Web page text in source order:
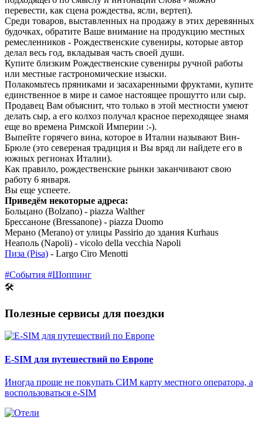
перевести, как сцена рождества, ясли, вертеп).
Среди товаров, выставленных на продажу в этих деревянных
будочках, обратите Ваше внимание на продукцию местных
ремесленников - Рождественские сувениры, которые автор
делал весь год, вкладывая часть своей души.
Купите близким Рождественские сувениры ручной работы
или местные гастрономические изыски.
Полакомьтесь пряниками и засахаренными фруктами, купите
единственное в мире и самое настоящее прошутто или сыр.
Продавец Вам объяснит, что только в этой местности умеют
делать сыр, а его колхоз получал красное переходящее знамя
еще во времена Римской Империи :-).
Выпейте горячего вина, которое в Италии называют Вин-
Брюле (это севереная традиция и Вы вряд ли найдете его в
южных регионах Италии).
Как правило, рождественские рынки заканчивают свою
работу 6 января.
Вы еще успеете.
Приведём некоторые адреса:
Больцано (Bolzano) - piazza Walther
Брессаноне (Bressanone) - piazza Duomo
Мерано (Merano) от улицы Passirio до здания Kurhaus
Неаполь (Napoli) - vicolo della vecchia Napoli
Пиза (Pisa) - Largo Ciro Menotti
#События #Шоппинг
🛠
Полезные сервисы для поездки
E-SIM для путешествий по Европе
Иногда проще не покупать СИМ карту местного оператора, а
воспользоваться e-SIM